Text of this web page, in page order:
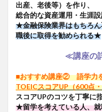
出産、老後等）を作り、
総合的な資産運用・生涯
★金融保険業界はもちろ
職後に取得を勧められる★
≪講座の
■おすすめ講座② 語学力
TOEICスコアUP（600点
スコアUPのコツを丁寧に
★留学を考えている人、